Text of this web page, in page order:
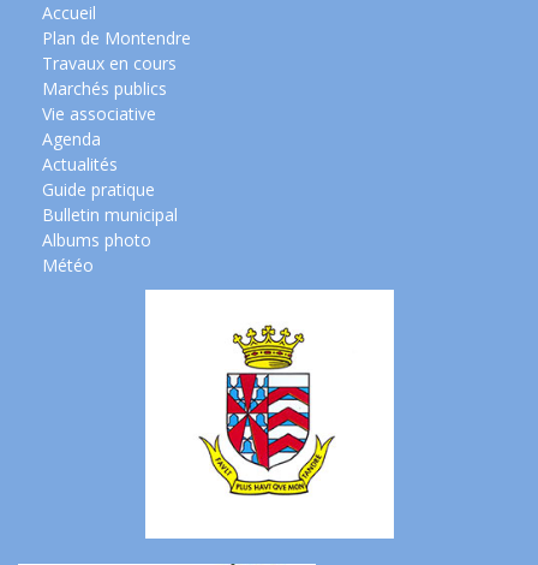
Accueil
Plan de Montendre
Travaux en cours
Marchés publics
Vie associative
Agenda
Actualités
Guide pratique
Bulletin municipal
Albums photo
Météo